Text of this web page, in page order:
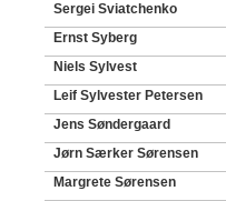
Sergei Sviatchenko
Ernst Syberg
Niels Sylvest
Leif Sylvester Petersen
Jens Søndergaard
Jørn Særker Sørensen
Margrete Sørensen